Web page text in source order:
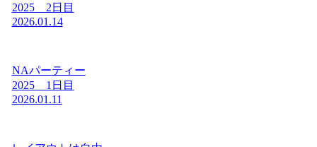
2025 2日目
2026.01.14
NAパーティー
2025 1日目
2026.01.11